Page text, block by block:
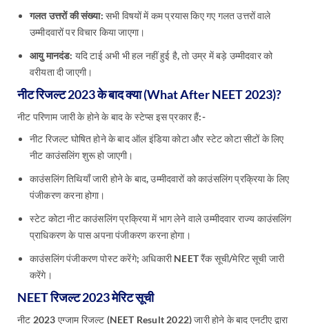
गलत उत्तरों की संख्या: सभी विषयों में कम प्रयास किए गए गलत उत्तरों वाले
उम्मीदवारों पर विचार किया जाएगा।
आयु मानदंड: यदि टाई अभी भी हल नहीं हुई है, तो उम्र में बड़े उम्मीदवार को
वरीयता दी जाएगी।
नीट रिजल्ट 2023 के बाद क्या (What After NEET 2023)?
नीट परिणाम जारी के होने के बाद के स्टेप्स इस प्रकार हैं:-
नीट रिजल्ट घोषित होने के बाद ऑल इंडिया कोटा और स्टेट कोटा सीटों के लिए
नीट काउंसलिंग शुरू हो जाएगी।
काउंसलिंग तिथियाँ जारी होने के बाद, उम्मीदवारों को काउंसलिंग प्रक्रिया के लिए
पंजीकरण करना होगा।
स्टेट कोटा नीट काउंसलिंग प्रक्रिया में भाग लेने वाले उम्मीदवार राज्य काउंसलिंग
प्राधिकरण के पास अपना पंजीकरण करना होगा।
काउंसलिंग पंजीकरण पोस्ट करेंगे; अधिकारी NEET रैंक सूची/मेरिट सूची जारी
करेंगे।
NEET रिजल्ट 2023 मेरिट सूची
नीट 2023 एग्जाम रिजल्ट (NEET Result 2022) जारी होने के बाद एनटीए द्वारा